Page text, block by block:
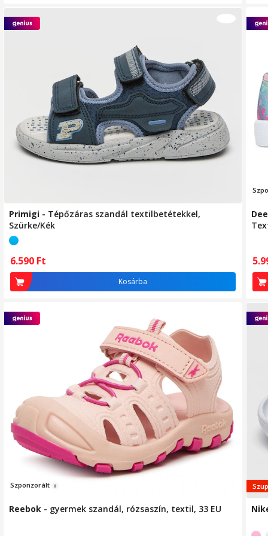
Primigi - Tépőzáras szandál textilbetétekkel,
Szürke/Kék
6.590 Ft
Kosárba
Szponzorált
Reebok - gyermek szandál, rózsaszín, textil, 33 EU